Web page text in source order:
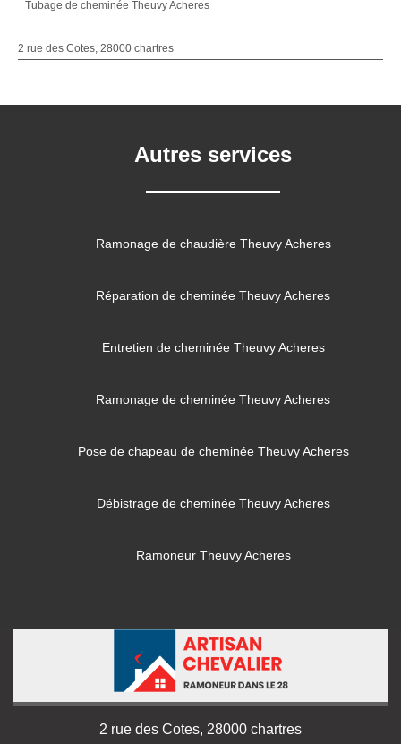
Tubage de cheminée Theuvy Acheres
2 rue des Cotes, 28000 chartres
Autres services
Ramonage de chaudière Theuvy Acheres
Réparation de cheminée Theuvy Acheres
Entretien de cheminée Theuvy Acheres
Ramonage de cheminée Theuvy Acheres
Pose de chapeau de cheminée Theuvy Acheres
Débistrage de cheminée Theuvy Acheres
Ramoneur Theuvy Acheres
2 rue des Cotes, 28000 chartres